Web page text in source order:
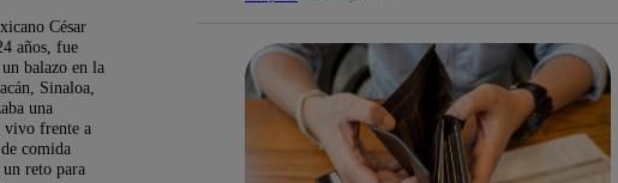
César
años, fue
balazo en la
Sinaloa,
una
vivo frente a
comida
reto para